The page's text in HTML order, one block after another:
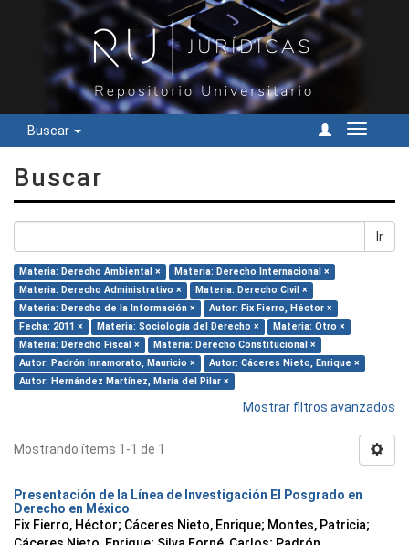
Buscar
Cambiar
Buscar
Ir
Materia: Derecho Ambiental ×
Materia: Derecho Internacional ×
Materia: Derecho Administrativo ×
Materia: Derecho Civil ×
Materia: Derecho de la Información ×
Autor: Fix Fierro, Héctor ×
Fecha: 2011 ×
Materia: Sociología del Derecho ×
Materia: Otro ×
Materia: Derecho Fiscal ×
Materia: Derecho Constitucional ×
Autor: Padrón Innamorato, Mauricio ×
Autor: Cáceres Nieto, Enrique ×
Autor: Hernández Martínez, María del Pilar ×
Mostrar filtros avanzados
Mostrando ítems 1-1 de 1
Presentación de la Línea de Investigación El Posgrado en
Derecho en México
Fix Fierro, Héctor; Cáceres Nieto, Enrique; Montes, Patricia;